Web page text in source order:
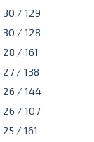
30 / 129
30 / 128
28 / 161
27 / 138
26 / 144
26 / 107
25 / 161